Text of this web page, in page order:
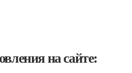
на сайте: